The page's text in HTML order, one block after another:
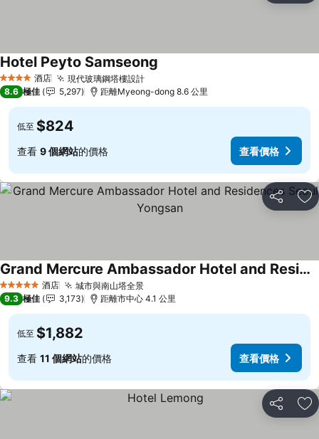
4 星級 酒店 現代玻璃鋼塔樓設計
Hotel Peyto Samseong
8.6 極佳 5,297 距離Myeong-dong 8.6 公里
低至 $824
查看 9 個網站的價格 查看價格
分享 放
5 星級 酒店 城市與南山塔全景
Grand Mercure Ambassador Hotel and Residences Seoul Yongsan
9.3 極佳 3,173 距離市中心 4.1 公里
低至 $1,882
查看 11 個網站的價格 查看價格
分享 放